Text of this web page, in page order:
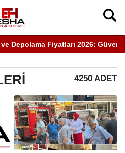
Gerekenler
Zafer Partisi’nde.
4250 ADET